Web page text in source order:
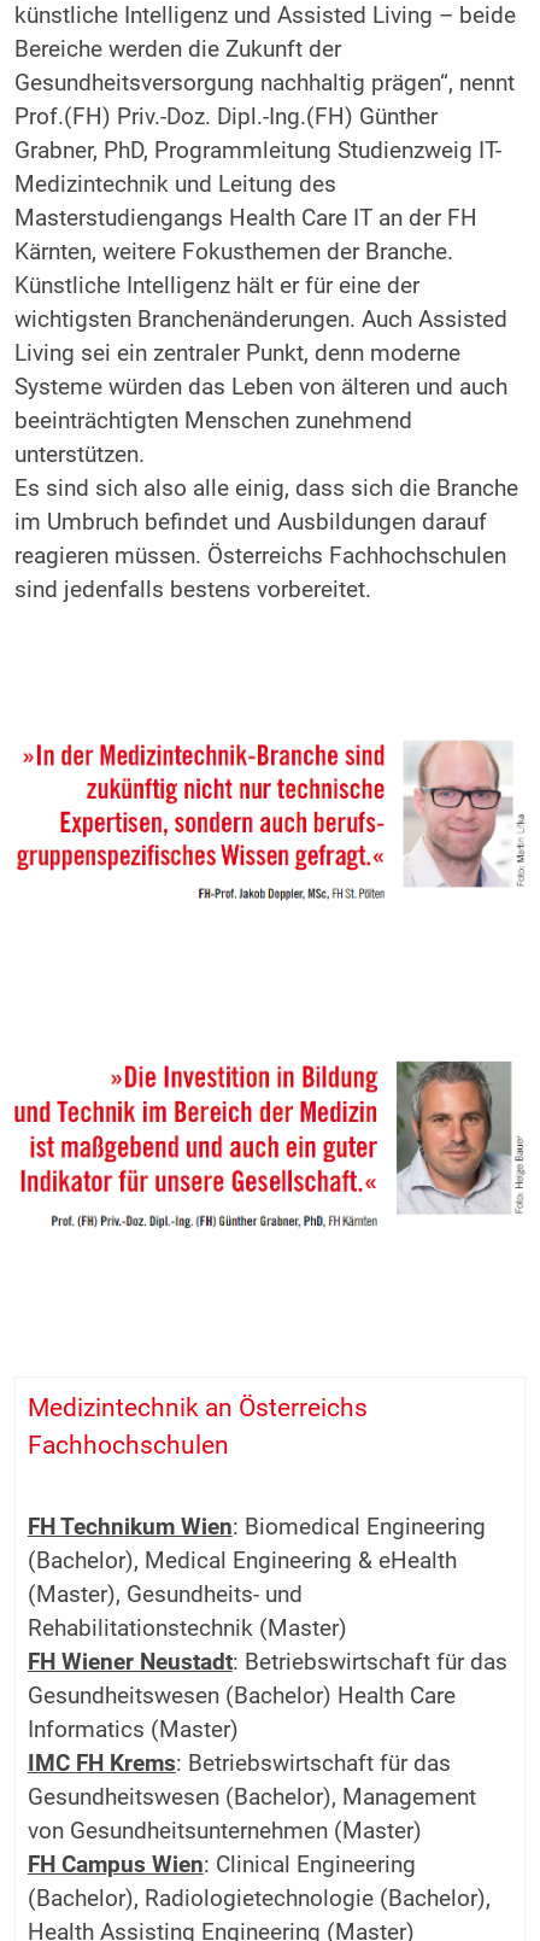
künstliche Intelligenz und Assisted Living – beide
Bereiche werden die Zukunft der
Gesundheitsversorgung nachhaltig prägen“, nennt
Prof.(FH) Priv.-Doz. Dipl.-Ing.(FH) Günther
Grabner, PhD, Programmleitung Studienzweig IT-
Medizintechnik und Leitung des
Masterstudiengangs Health Care IT an der FH
Kärnten, weitere Fokusthemen der Branche.
Künstliche Intelligenz hält er für eine der
wichtigsten Branchenänderungen. Auch Assisted
Living sei ein zentraler Punkt, denn moderne
Systeme würden das Leben von älteren und auch
beeinträchtigten Menschen zunehmend
unterstützen.
Es sind sich also alle einig, dass sich die Branche
im Umbruch befindet und Ausbildungen darauf
reagieren müssen. Österreichs Fachhochschulen
sind jedenfalls bestens vorbereitet.
Medizintechnik an Österreichs
Fachhochschulen
FH Technikum Wien: Biomedical Engineering
(Bachelor), Medical Engineering & eHealth
(Master), ­Gesundheits- und
Rehabilitationstechnik (Master)
FH Wiener Neustadt: Betriebswirtschaft für das
Gesundheitswesen (Bachelor) Health Care
Informatics (Master)
IMC FH Krems: Betriebswirtschaft für das
Gesundheitswesen (Bachelor), Management
von Gesundheitsunternehmen (Master)
FH Campus Wien: Clinical Engineering
(Bachelor), Radiologietechnologie (Bachelor),
Health Assisting Engineering (Master)